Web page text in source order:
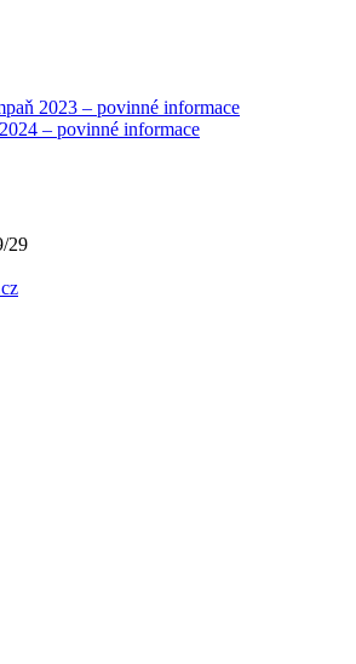
2023 – povinné informace
– povinné informace
29